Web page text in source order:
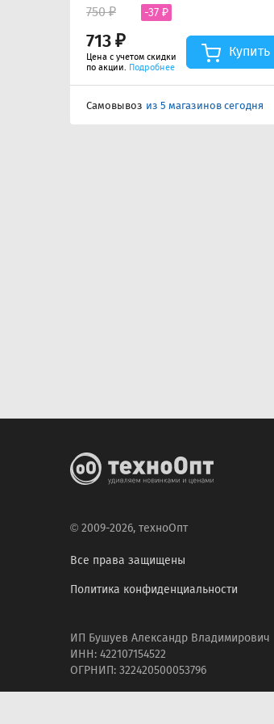
713 ₽
750 ₽ -37 ₽
Цена с учетом скидки
по акции. Подробнее
Купить
Самовывоз из 5 магазинов сегодня
© 2009-2026, техноОпт
Все права защищены
Политика конфиденциальности
ИП Бушуев Александр Владимирович
ИНН: 422107154522
ОГРНИП: 322420500053796